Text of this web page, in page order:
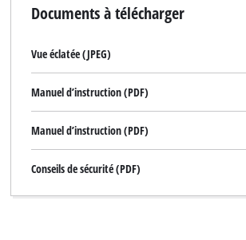
Documents à télécharger
Vue éclatée (JPEG)
Manuel d’instruction (PDF)
Manuel d’instruction (PDF)
Conseils de sécurité (PDF)